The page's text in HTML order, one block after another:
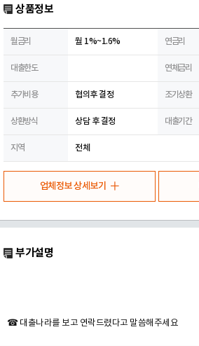
상품정보
월금리 월 1%~1.6% 연금리
대출한도 연체금리
추가비용 협의후 결정 조기상환
상환방식 상담 후 결정 대출기간
지역 전체
업체정보 상세보기
부가설명
☎ 대출나라를 보고 연락드렸다고 말씀해주세요